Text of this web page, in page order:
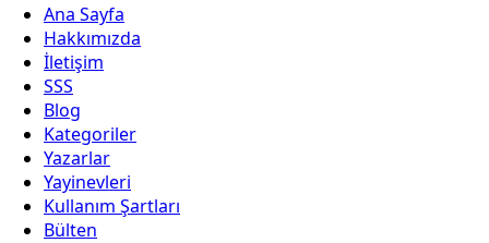
Ana Sayfa
Hakkımızda
İletişim
SSS
Blog
Kategoriler
Yazarlar
Yayinevleri
Kullanım Şartları
Bülten